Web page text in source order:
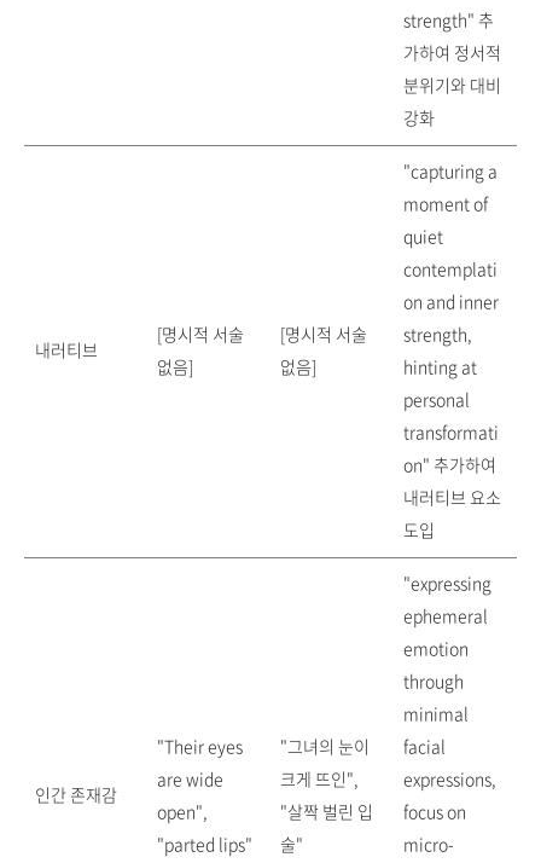
strength" 추
가하여 정서적
분위기와 대비
강화
내러티브
[명시적 서술
없음]
[명시적 서술
없음]
"capturing a
moment of
quiet
contemplati
on and inner
strength,
hinting at
personal
transformati
on" 추가하여
내러티브 요소
도입
인간 존재감
"Their eyes
are wide
open",
"parted lips"
"그녀의 눈이
크게 뜨인",
"살짝 벌린 입
술"
"expressing
ephemeral
emotion
through
minimal
facial
expressions,
focus on
micro-